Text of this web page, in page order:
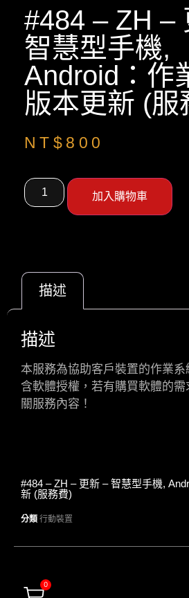
#484 – ZH –
智慧型手機,
Android：作
版本更新 (服
NT$ 800
加入購物車
描述
描述
本服務為協助客戶裝置的作業
含軟體授權，若有購買軟體的需
關服務內容！
#484 – ZH – 更新 – 智慧型手機,
新 (服務費)
分類 行動裝置
0